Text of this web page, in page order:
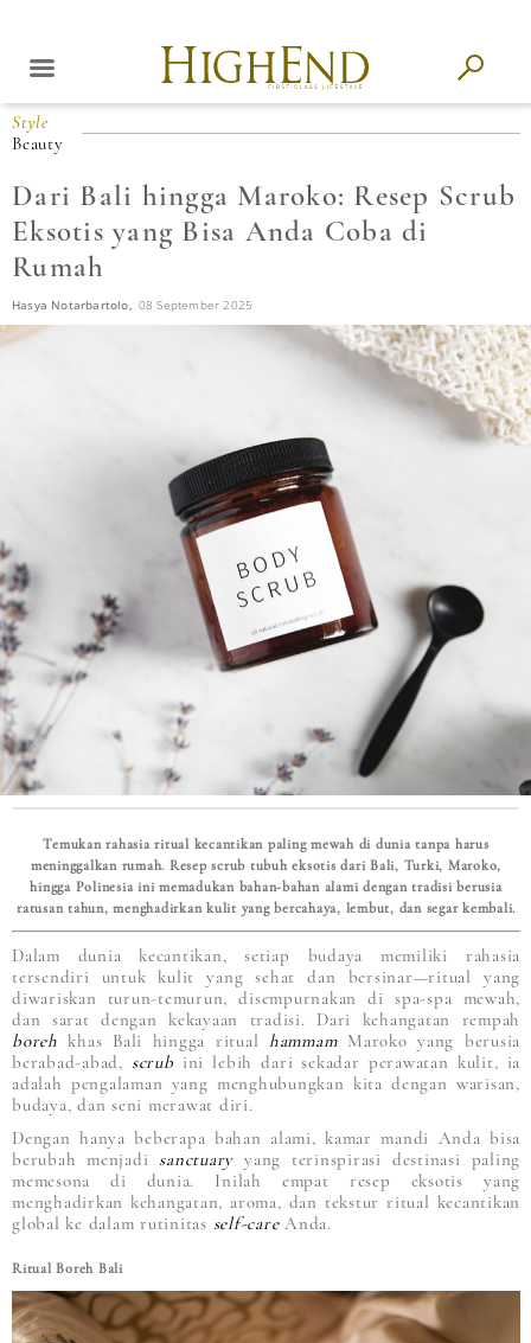
Style
Beauty
Dari Bali hingga Maroko: Resep Scrub
Eksotis yang Bisa Anda Coba di
Rumah
Hasya Notarbartolo, 08 September 2025
Temukan rahasia ritual kecantikan paling mewah di dunia tanpa harus
meninggalkan rumah. Resep scrub tubuh eksotis dari Bali, Turki, Maroko,
hingga Polinesia ini memadukan bahan-bahan alami dengan tradisi berusia
ratusan tahun, menghadirkan kulit yang bercahaya, lembut, dan segar kembali.
Dalam dunia kecantikan, setiap budaya memiliki rahasia
tersendiri untuk kulit yang sehat dan bersinar—ritual yang
diwariskan turun-temurun, disempurnakan di spa-spa mewah,
dan sarat dengan kekayaan tradisi. Dari kehangatan rempah
boreh khas Bali hingga ritual hammam Maroko yang berusia
berabad-abad, scrub ini lebih dari sekadar perawatan kulit, ia
adalah pengalaman yang menghubungkan kita dengan warisan,
budaya, dan seni merawat diri.
Dengan hanya beberapa bahan alami, kamar mandi Anda bisa
berubah menjadi sanctuaryyang terinspirasi destinasi paling
memesona di dunia. Inilah empat resep eksotis yang
menghadirkan kehangatan, aroma, dan tekstur ritual kecantikan
global ke dalam rutinitas self-careAnda.
Ritual Boreh Bali